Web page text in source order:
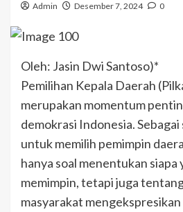
Admin Desember 7, 2024 0
Oleh: Jasin Dwi Santoso)*
Pemilihan Kepala Daerah
merupakan momentum
demokrasi Indonesia. Sebagai
untuk memilih pemimpin
hanya soal menentukan siapa
memimpin, tetapi juga
masyarakat